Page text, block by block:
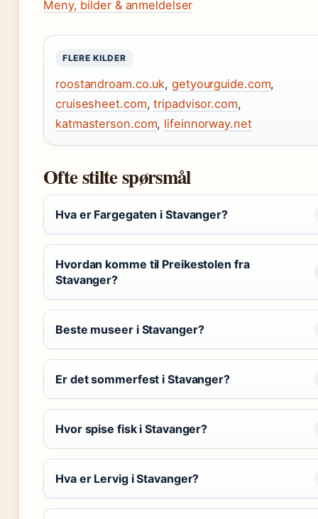
Meny, bilder & anmeldelser
FLERE KILDER
roostandroam.co.uk,getyourguide.com,
cruisesheet.com,tripadvisor.com,
katmasterson.com, lifeinnorway.net
Ofte stilte spørsmål
Hva er Fargegaten i Stavanger?
Hvordan komme til Preikestolen fra
Stavanger?
Beste museer i Stavanger?
Er det sommerfest i Stavanger?
Hvor spise fisk i Stavanger?
Hva er Lervig i Stavanger?